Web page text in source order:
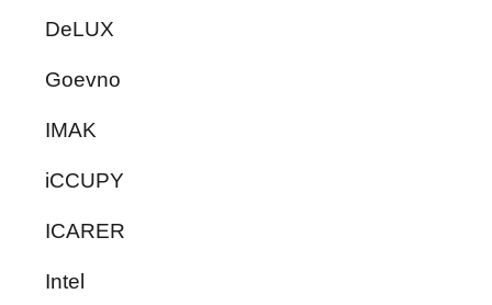
DeLUX
Goevno
IMAK
iCCUPY
ICARER
Intel